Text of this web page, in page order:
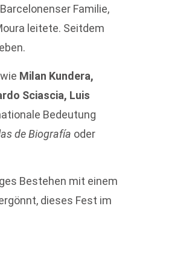
Familie,
leitete. Seitdem
Milan Kundera,
Sciascia, Luis
Bedeutung
de Biografía oder
Bestehen mit einem
dieses Fest im